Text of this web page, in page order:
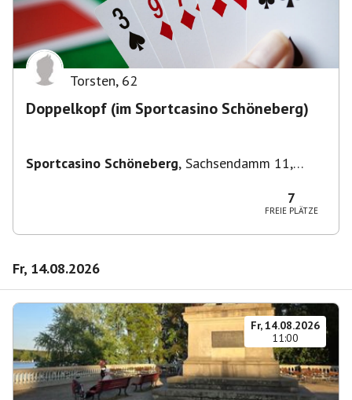
Torsten, 62
Doppelkopf (im Sportcasino Schöneberg)
Sportcasino Schöneberg, Sachsendamm 11,
7
FREIE PLÄTZE
Fr, 14.08.2026
Fr, 14.08.2026
11:00